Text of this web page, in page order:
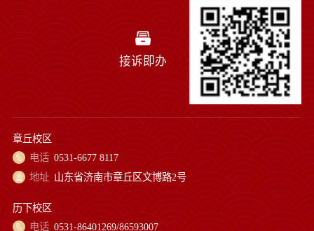
接诉即办
章丘校区
电话 0531-6677 8117
地址 山东省济南市章丘区文博路2号
历下校区
电话 0531-86401269/86593007